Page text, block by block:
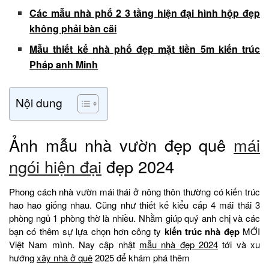
Các mẫu nhà phố 2 3 tầng hiện đại hình hộp đẹp
không phải bàn cãi
Mẫu thiết kế nhà phố đẹp mặt tiền 5m kiến trúc
Pháp anh Minh
Nội dung
Ảnh mẫu nhà vườn đẹp quê mái
ngói hiện đại đẹp 2024
Phong cách nhà vườn mái thái ở nông thôn thường có kiến trúc
hao hao giống nhau. Cũng như thiết kế kiểu cấp 4 mái thái 3
phòng ngủ 1 phòng thờ là nhiều. Nhằm giúp quý anh chị và các
bạn có thêm sự lựa chọn hơn công ty kiến trúc nhà đẹpMỚI
Việt Nam mình. Nay cập nhật mẫu nhà đẹp 2024 tới và xu
hướngxây nhà ở quê2025 để khám phá thêm